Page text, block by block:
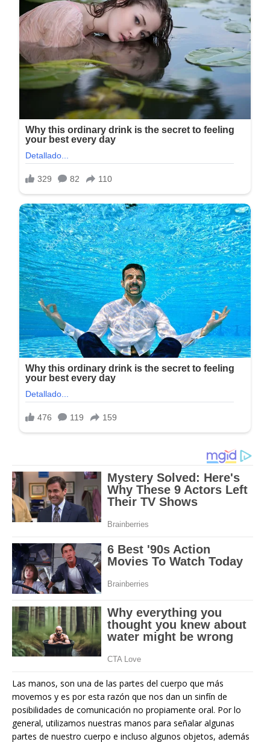
Las manos, son una de las partes del cuerpo que más
movemos y es por esta razón que nos dan un sinfín de
posibilidades de comunicación no propiamente oral. Por lo
general, utilizamos nuestras manos para señalar algunas
partes de nuestro cuerpo e incluso algunos objetos, además